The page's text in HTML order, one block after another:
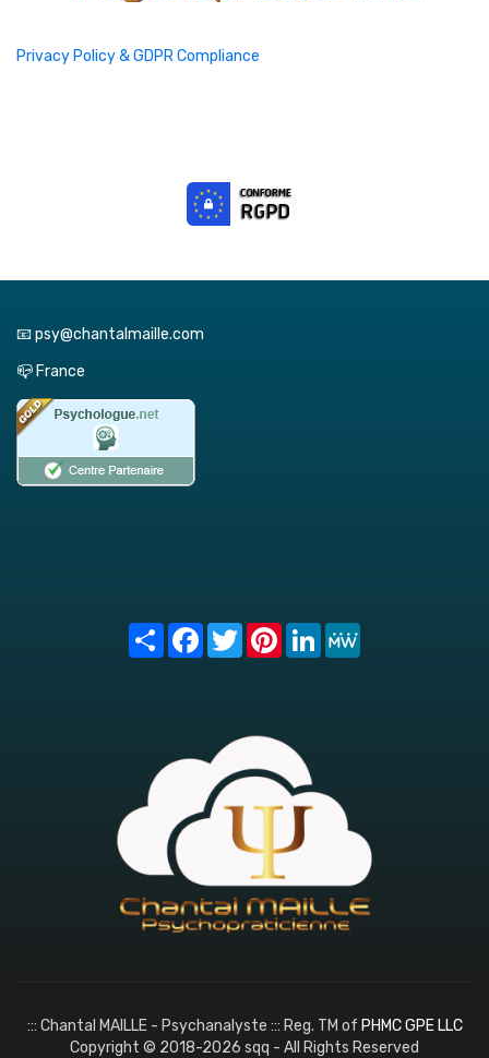
Privacy Policy & GDPR Compliance
📧 psy@chantalmaille.com
📪 France
Share FacebookTwitterPinterest
LinkedIn
::: Chantal MAILLE - Psychanalyste ::: Reg. TM of PHMC GPE LLC
Copyright © 2018-2026 sqq - All Rights Reserved